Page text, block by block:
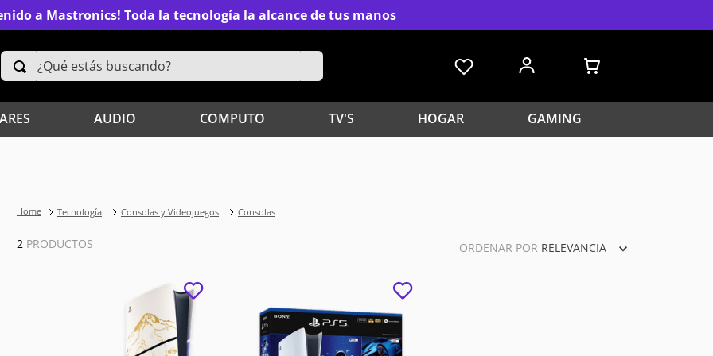
a Mastronics! Toda la tecnología la alcance de tus manos
¿Qué estás buscando?
AUDIO COMPUTO TV'S HOGAR GAMING
Tecnología Consolas y Videojuegos Consolas
2 PRODUCTOS ORDENAR POR RELEVANCIA
TÉRMINOS MÁS BUSCADOS
10. Audífonos